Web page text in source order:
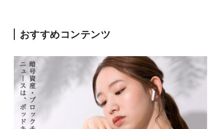
おすすめコンテンツ